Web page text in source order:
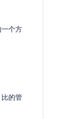
个方
的管